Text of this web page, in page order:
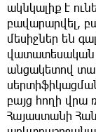
ակնկալիք է
բավարարվել,
մեսիջներ են
վատատեսական
անցակետով
բայց հողի վրա
Հայաստանի